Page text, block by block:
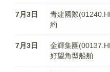
7月3日
青建國際
約
7月3日
金輝集團
好望角型船舶